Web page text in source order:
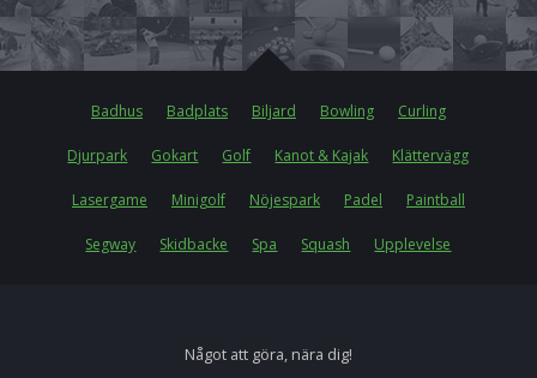
Badhus Badplats Biljard Bowling Curling
Djurpark Gokart Golf Kanot & Kajak Klättervägg
Lasergame Minigolf Nöjespark Padel Paintball
Segway Skidbacke Spa Squash Upplevelse
Något att göra, nära dig!